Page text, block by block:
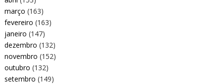
março (163)
fevereiro (163)
janeiro (147)
dezembro (132)
novembro (152)
outubro (132)
setembro (149)